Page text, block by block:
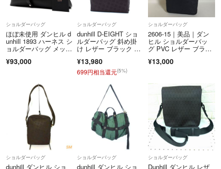
＞問い合わせフォームよりお問い合わせください。
※商品に関するお問合せの際はタイトル末尾の「管理番号」をお伝えく
ださい。
例）【管理番号】M0000
当店はラクマの規約に則り営業させて頂いております。
特定のお客様に対するお取り置きや専用ページには
対応できかねます。
またお問い合わせの有無に関わらず、ご購入は先着順とさせて頂いてお
ります。
当店では多店舗展開にて商品を取り扱っており、通信状況やシステム障
害により商品在庫に差異が生まれる場合がございます。(例：販売中の
商品が売り切れ状態等)
ショルダーバッグ
ほぼ未使用 ダンヒル d
unhill 1893 ハーネス シ
ョルダーバッグ メッセ
ラップ レザー 本革 ブ
バーウィーク 秋 ギフ
ト ご褒美 メンズ
¥93,000
ショルダーバッグ
dunhill D-EIGHT ショ
ルダーバッグ 斜め掛
け レザー ブラック FJ
¥13,980
699円相当還元(5%)
ショルダーバッグ
2606-15｜美品｜ダン
ヒル ショルダーバッ
グ PVC レザー ブラッ
¥13,000
ショルダーバッグ
dunhill ダンヒル ショ
ショルダーバッグ
dunhill ダンヒル ショ
ショルダーバッグ
Dunhill ダンヒル レザ